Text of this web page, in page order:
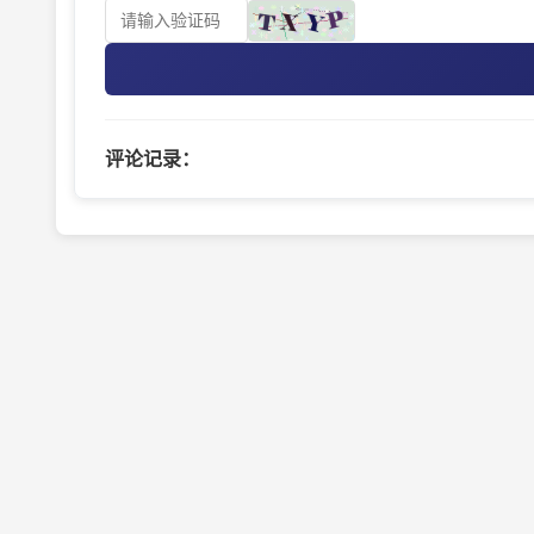
评论记录：